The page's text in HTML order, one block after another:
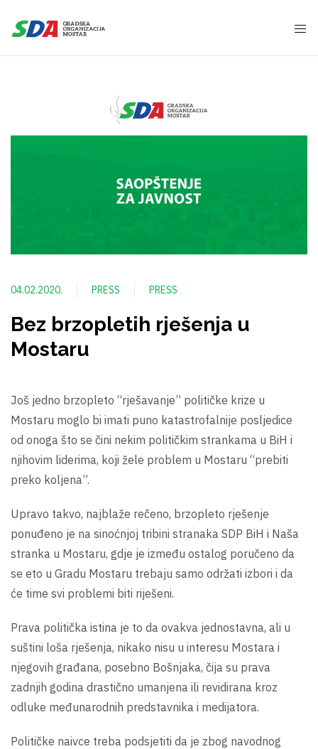
04.02.2020. PRESS PRESS
Bez brzopletih rješenja u
Mostaru
Još jedno brzopleto “rješavanje” političke krize u
Mostaru moglo bi imati puno katastrofalnije posljedice
od onoga što se čini nekim političkim strankama u BiH i
njihovim liderima, koji žele problem u Mostaru “prebiti
preko koljena”.
Upravo takvo, najblaže rečeno, brzopleto rješenje
ponuđeno je na sinoćnjoj tribini stranaka SDP BiH i Naša
stranka u Mostaru, gdje je između ostalog poručeno da
se eto u Gradu Mostaru trebaju samo održati izbori i da
će time svi problemi biti riješeni.
Prava politička istina je to da ovakva jednostavna, ali u
suštini loša rješenja, nikako nisu u interesu Mostara i
njegovih građana, posebno Bošnjaka, čija su prava
zadnjih godina drastično umanjena ili revidirana kroz
odluke međunarodnih predstavnika i medijatora.
Političke naivce treba podsjetiti da je zbog navodnog